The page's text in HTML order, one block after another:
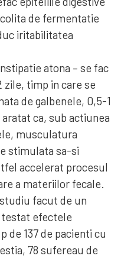
de fermentatie
iritabilitatea
atona – se fac
zile, timp in care se
de galbenele, 0,5-1
ca, sub actiunea
musculatura
stimulata sa-si
accelerat procesul
a materiilor fecale.
facut de un
testat efectele
de 137 de pacienti cu
78 sufereau de